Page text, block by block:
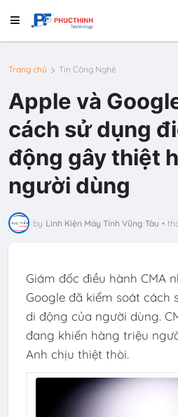
Trang chủ Tin Công Nghệ
Apple và
cách sử dụng
động gây thiệt
người dùng
by Linh Kiện Máy Tính Vũng Tàu •
Giám đốc điều hành CMA
Google đã kiểm soát cách
di động của người dùng.
đang khiến hàng triệu
Anh chịu thiệt thòi.